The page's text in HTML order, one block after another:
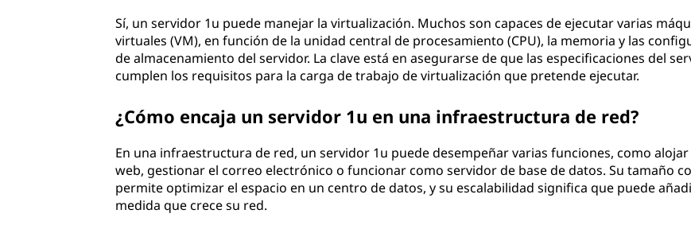
Sí, un servidor 1u puede manejar la virtualización. Muchos son capaces de ejecutar varias
virtuales (VM), en función de la unidad central de procesamiento (CPU), la memoria y las
de almacenamiento del servidor. La clave está en asegurarse de que las especificaciones del
cumplen los requisitos para la carga de trabajo de virtualización que pretende ejecutar.
¿Cómo encaja un servidor 1u en una infraestructura de red?
En una infraestructura de red, un servidor 1u puede desempeñar varias funciones, como
web, gestionar el correo electrónico o funcionar como servidor de base de datos. Su tamaño
permite optimizar el espacio en un centro de datos, y su escalabilidad significa que puede
medida que crece su red.